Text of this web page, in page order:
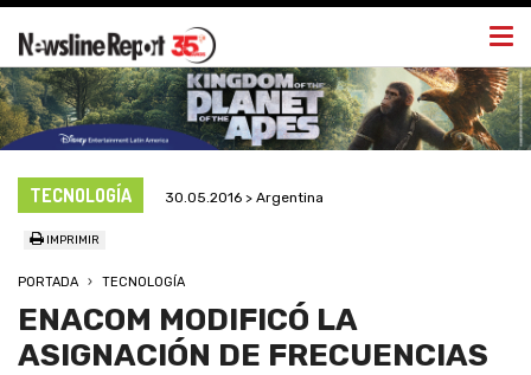
TECNOLOGÍA 30.05.2016 > Argentina
IMPRIMIR
PORTADA TECNOLOGÍA
ENACOM MODIFICÓ LA
ASIGNACIÓN DE FRECUENCIAS